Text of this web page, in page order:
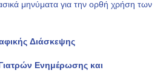
μηνύματα για την ορθή χρήση των
Διάσκεψης
Ενημέρωσης και